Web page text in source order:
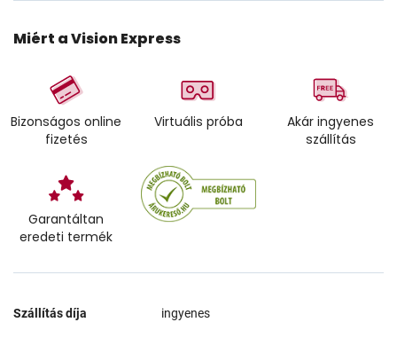
Miért a Vision Express
Bizonságos online
fizetés
Virtuális próba
Akár ingyenes
szállítás
Garantáltan
eredeti termék
Szállítás díja ingyenes